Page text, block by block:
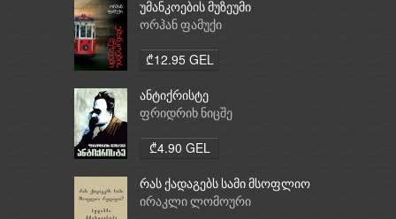
უმანკოების მუზეუმი
ორჰან ფამუქი
₾12.95 GEL
ანტიქრისტე
ფრიდრიხ ნიცშე
₾4.90 GEL
რას ქადაგებს სამი მსოფლიო
რელიგია: ბუდიზმი,
ირაკლი ლომოური